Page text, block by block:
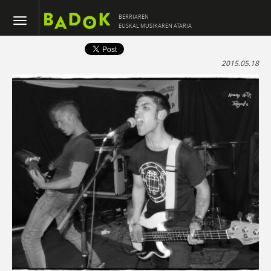
BERRIAREN
EUSKAL MUSIKAREN ATARIA
2015.05.18